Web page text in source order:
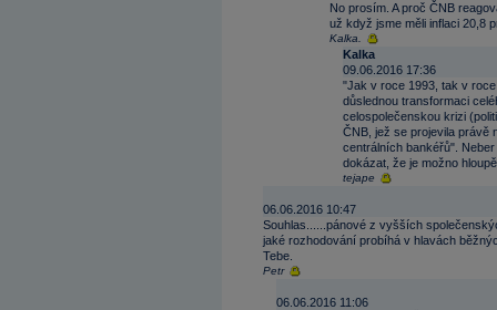
No prosím. A proč ČNB
už když jsme měli inflaci 20,8
Kalka.
Kalka
09.06.2016 17:36
"Jak v roce 1993, tak v
důslednou transformaci
celospolečenskou krizi
ČNB, jež se projevila právě
centrálních bankéřů".
dokázat, že je možno
tejape
06.06.2016 10:47
Souhlas......pánové z vyšších
jaké rozhodování probíhá v hlavách
Tebe.
Petr
06.06.2016 11:06